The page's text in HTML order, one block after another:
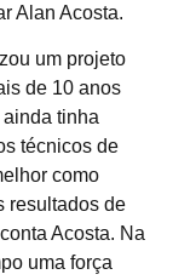
Alan Acosta.
um projeto
de 10 anos
tinha
técnicos de
como
resultados de
Acosta. Na
uma força